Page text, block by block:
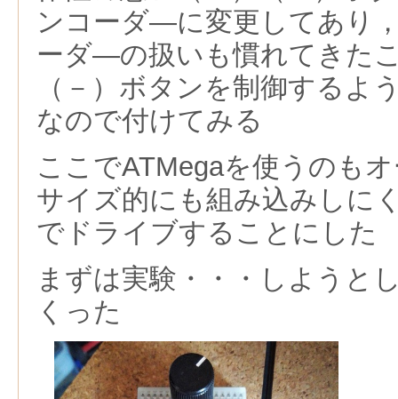
ンコーダ―に変更してあり
ーダ―の扱いも慣れてきた
（－）ボタンを制御するよ
なので付けてみる
ここでATMegaを使うのも
サイズ的にも組み込みしに
でドライブすることにした
まずは実験・・・しようと
くった